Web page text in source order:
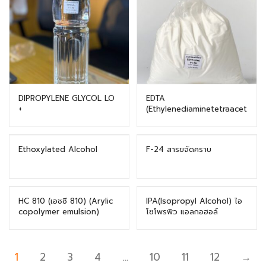
DIPROPYLENE GLYCOL LO
+
EDTA
(Ethylenediaminetetraacet
Ethoxylated Alcohol F-24 สารขจัดคราบ
HC 810 (เอชซี 810) (Arylic
copolymer emulsion)
IPA(Isopropyl Alcohol) ไอ
โซโพรพิว แอลกอฮอล์
1 2 3 4 … 10 11 12 →